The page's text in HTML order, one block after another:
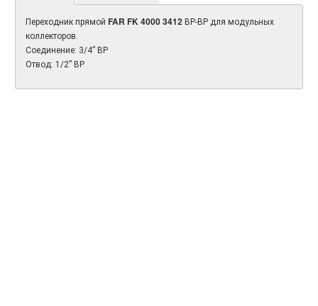
Переходник прямой FAR FK 4000 3412 ВР-ВР для модульных
коллекторов.
Соединение: 3/4” ВР
Oтвод: 1/2” ВР